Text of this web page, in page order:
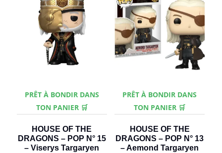
PRÊT À BONDIR DANS
TON PANIER 🛒
HOUSE OF THE
DRAGONS – POP N° 15
– Viserys Targaryen
PRÊT À BONDIR DANS
TON PANIER 🛒
HOUSE OF THE
DRAGONS – POP N° 13
– Aemond Targaryen